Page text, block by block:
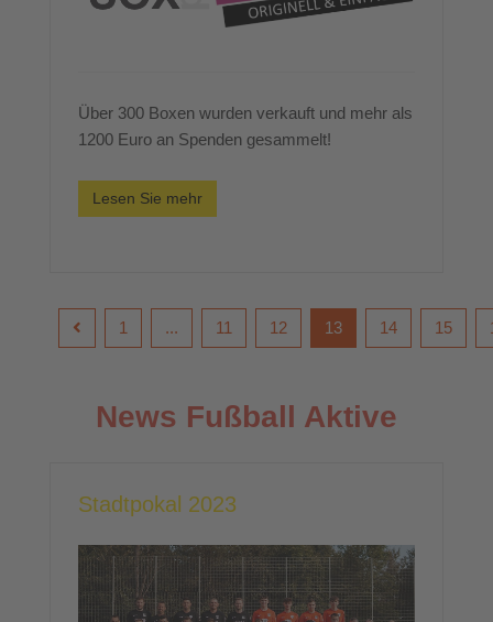
Über 300 Boxen wurden verkauft und mehr als
1200 Euro an Spenden gesammelt!
Lesen Sie mehr
1 ... 11 12 13 14 15
News Fußball Aktive
Stadtpokal 2023